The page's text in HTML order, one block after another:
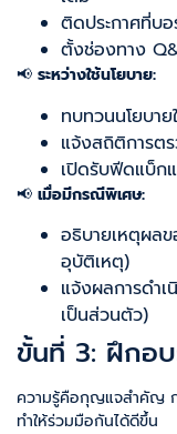
ติดประกาศที่บ
ตั้งช่องทาง
📢 ระหว่างใช้นโยบาย:
ทบทวนนโยบาย
แจ้งสถิติการต
เปิดรับฟีดแบ็ก
📢 เมื่อมีกรณีพิเศษ:
อธิบายเหตุผล
อุบัติเหตุ)
แจ้งผลการดำเ
เป็นส่วนตัว)
ขั้นที่ 3: ฝึกอ
ความรู้คือกุญแจสำคัญ ก
ทำให้ร่วมมือกันได้ดีขึ้น